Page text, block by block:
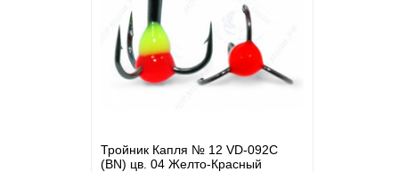
Тройник Капля № 12 VD-092C
(BN) цв. 04 Желто-Красный